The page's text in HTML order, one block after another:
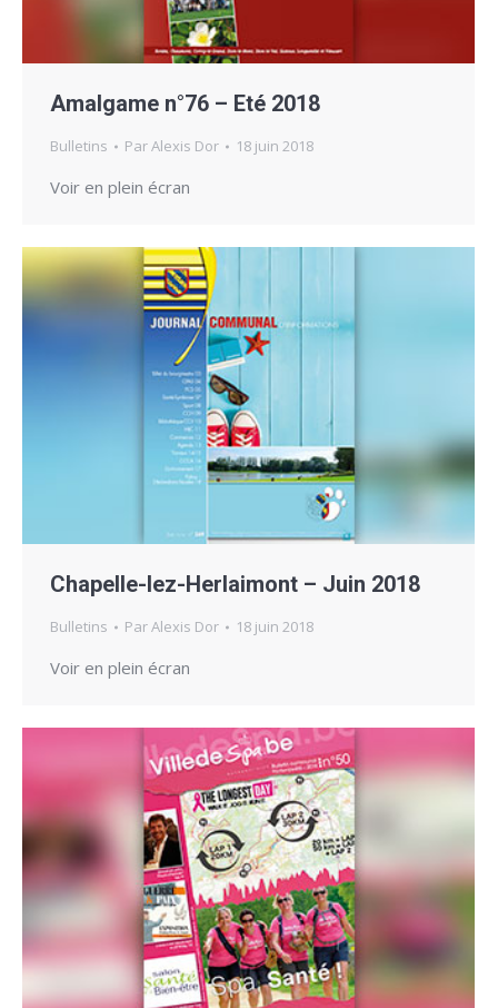
Amalgame n°76 – Eté 2018
Bulletins ParAlexis Dor 18 juin 2018
Voir en plein écran
Chapelle-lez-Herlaimont – Juin 2018
Bulletins ParAlexis Dor 18 juin 2018
Voir en plein écran